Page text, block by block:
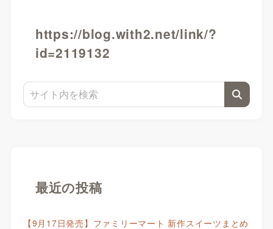
https://blog.with2.net/link/?
id=2119132
最近の投稿
【9月17日発売】ファミリーマート 新作スイーツまとめ